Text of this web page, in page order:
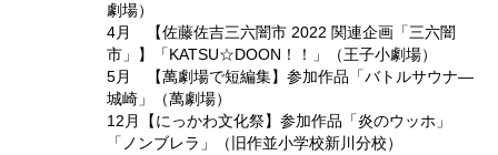
劇場）
4月 【佐藤佐吉三六闇市 2022 関連企画「三六闇
市」】「KATSU☆DOON！！」（王子小劇場）
5月 【萬劇場で短編集】参加作品「バトルサウナ―
城崎」（萬劇場）
12月【にっかわ文化祭】参加作品「炎のウッホ」
「ノンブレラ」（旧作並小学校新川分校）